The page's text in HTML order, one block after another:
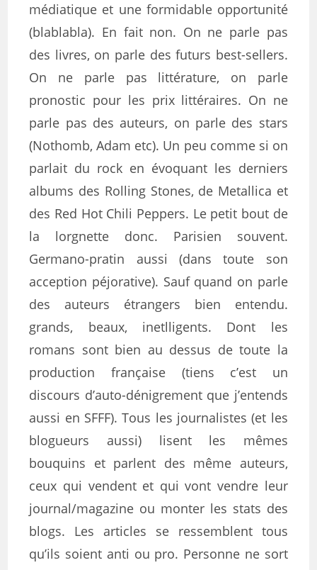
médiatique et une formidable opportunité
(blablabla). En fait non. On ne parle pas
des livres, on parle des futurs best-sellers.
On ne parle pas littérature, on parle
pronostic pour les prix littéraires. On ne
parle pas des auteurs, on parle des stars
(Nothomb, Adam etc). Un peu comme si on
parlait du rock en évoquant les derniers
albums des Rolling Stones, de Metallica et
des Red Hot Chili Peppers. Le petit bout de
la lorgnette donc. Parisien souvent.
Germano-pratin aussi (dans toute son
acception péjorative). Sauf quand on parle
des auteurs étrangers bien entendu.
grands, beaux, inetlligents. Dont les
romans sont bien au dessus de toute la
production française (tiens c’est un
discours d’auto-dénigrement que j’entends
aussi en SFFF). Tous les journalistes (et les
blogueurs aussi) lisent les mêmes
bouquins et parlent des même auteurs,
ceux qui vendent et qui vont vendre leur
journal/magazine ou monter les stats des
blogs. Les articles se ressemblent tous
qu’ils soient anti ou pro. Personne ne sort